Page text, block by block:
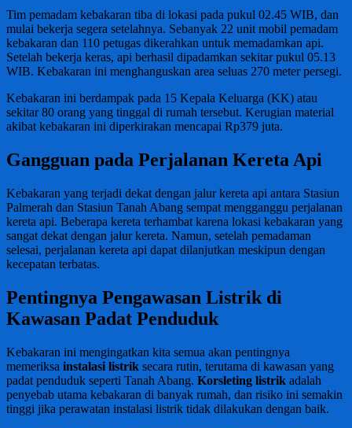
Tim pemadam kebakaran tiba di lokasi pada pukul 02.45 WIB, dan
mulai bekerja segera setelahnya. Sebanyak 22 unit mobil pemadam
kebakaran dan 110 petugas dikerahkan untuk memadamkan api.
Setelah bekerja keras, api berhasil dipadamkan sekitar pukul 05.13
WIB. Kebakaran ini menghanguskan area seluas 270 meter persegi.
Kebakaran ini berdampak pada 15 Kepala Keluarga (KK) atau
sekitar 80 orang yang tinggal di rumah tersebut. Kerugian material
akibat kebakaran ini diperkirakan mencapai Rp379 juta.
Gangguan pada Perjalanan Kereta Api
Kebakaran yang terjadi dekat dengan jalur kereta api antara Stasiun
Palmerah dan Stasiun Tanah Abang sempat mengganggu perjalanan
kereta api. Beberapa kereta terhambat karena lokasi kebakaran yang
sangat dekat dengan jalur kereta. Namun, setelah pemadaman
selesai, perjalanan kereta api dapat dilanjutkan meskipun dengan
kecepatan terbatas.
Pentingnya Pengawasan Listrik di
Kawasan Padat Penduduk
Kebakaran ini mengingatkan kita semua akan pentingnya
memeriksa instalasi listrik secara rutin, terutama di kawasan yang
padat penduduk seperti Tanah Abang. Korsleting listrik adalah
penyebab utama kebakaran di banyak rumah, dan risiko ini semakin
tinggi jika perawatan instalasi listrik tidak dilakukan dengan baik.